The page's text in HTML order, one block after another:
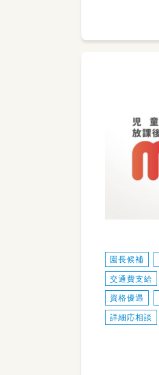
園長候補
交通費支給
資格優遇
詳細応相談